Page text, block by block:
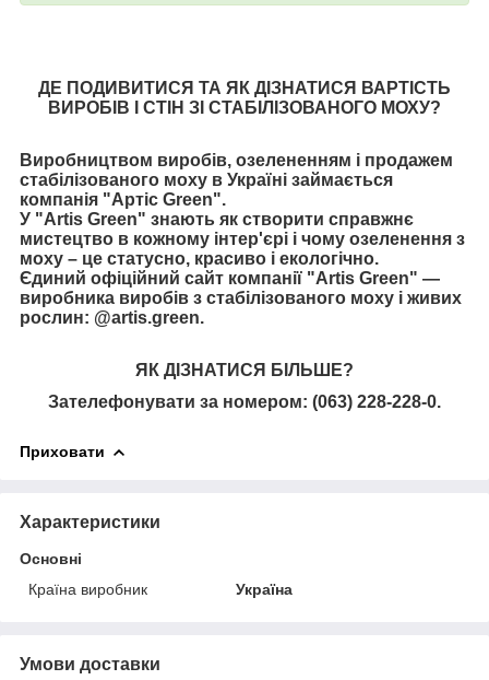
ДЕ ПОДИВИТИСЯ ТА ЯК ДІЗНАТИСЯ ВАРТІСТЬ
ВИРОБІВ І СТІН ЗІ СТАБІЛІЗОВАНОГО МОХУ?
Виробництвом виробів, озелененням і продажем
стабілізованого моху в Україні займається
компанія "Артіс Green".
У "Artis Green" знають як створити справжнє
мистецтво в кожному інтер'єрі і чому озеленення з
моху – це статусно, красиво і екологічно.
Єдиний офіційний сайт компанії "Artis Green" ―
виробника виробів з стабілізованого моху і живих
рослин: @artis.green.
ЯК ДІЗНАТИСЯ БІЛЬШЕ?
Зателефонувати за номером: (063) 228-228-0.
Приховати
Характеристики
Основні
Країна виробник
Україна
Умови доставки